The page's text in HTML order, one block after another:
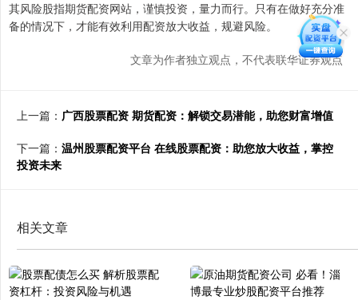
其风险股指期货配资网站，谨慎投资，量力而行。只有在做好充分准
备的情况下，才能有效利用配资放大收益，规避风险。
文章为作者独立观点，不代表联华证券观点
上一篇： 广西股票配资 期货配资：解锁交易潜能，助您财富增值
下一篇： 温州股票配资平台 在线股票配资：助您放大收益，掌控
投资未来
相关文章